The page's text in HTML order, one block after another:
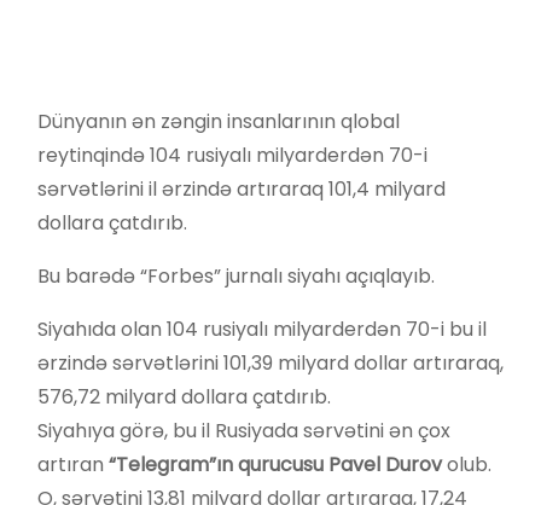
Dünyanın ən zəngin insanlarının qlobal
reytinqində 104 rusiyalı milyarderdən 70-i
sərvətlərini il ərzində artıraraq 101,4 milyard
dollara çatdırıb.
Bu barədə “Forbes” jurnalı siyahı açıqlayıb.
Siyahıda olan 104 rusiyalı milyarderdən 70-i bu il
ərzində sərvətlərini 101,39 milyard dollar artıraraq,
576,72 milyard dollara çatdırıb.
Siyahıya görə, bu il Rusiyada sərvətini ən çox
artıran “Telegram”ın qurucusu Pavel Durovolub.
O, sərvətini 13,81 milyard dollar artıraraq, 17,24